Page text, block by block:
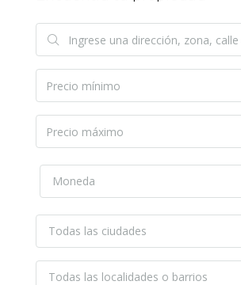
Moneda
Todas las ciudades
Todas las localidades o barrios